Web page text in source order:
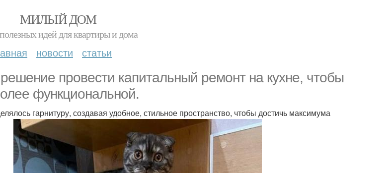
МИЛЫЙ ДОМ
идей для квартиры и дома
новости статьи
провести капитальный ремонт на кухне, чтобы
функциональной.
гарнитуру, создавая удобное, стильное пространство, чтобы достичь максимума